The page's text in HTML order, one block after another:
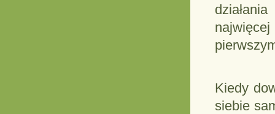
Kiedy
siebie